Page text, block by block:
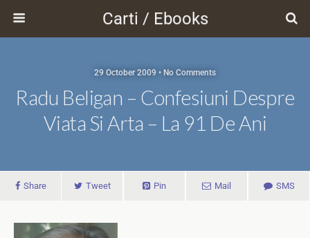
Carti / Ebooks
29 October 2009 • No Comments
Radu Beligan – Confesiuni Despre
Viata Si Arta – La 91 De Ani
Share Tweet Pin Mail SMS